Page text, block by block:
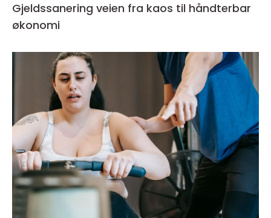
Gjeldssanering veien fra kaos til håndterbar
økonomi